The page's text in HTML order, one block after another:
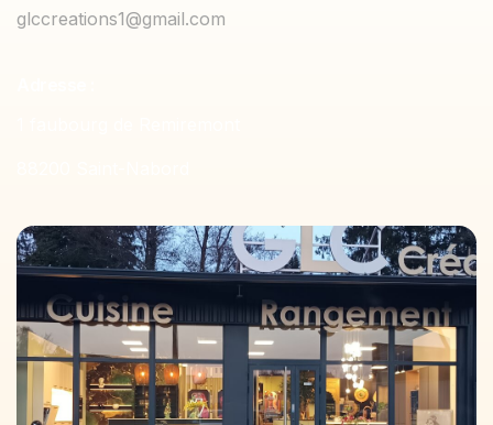
glccreations1@gmail.com